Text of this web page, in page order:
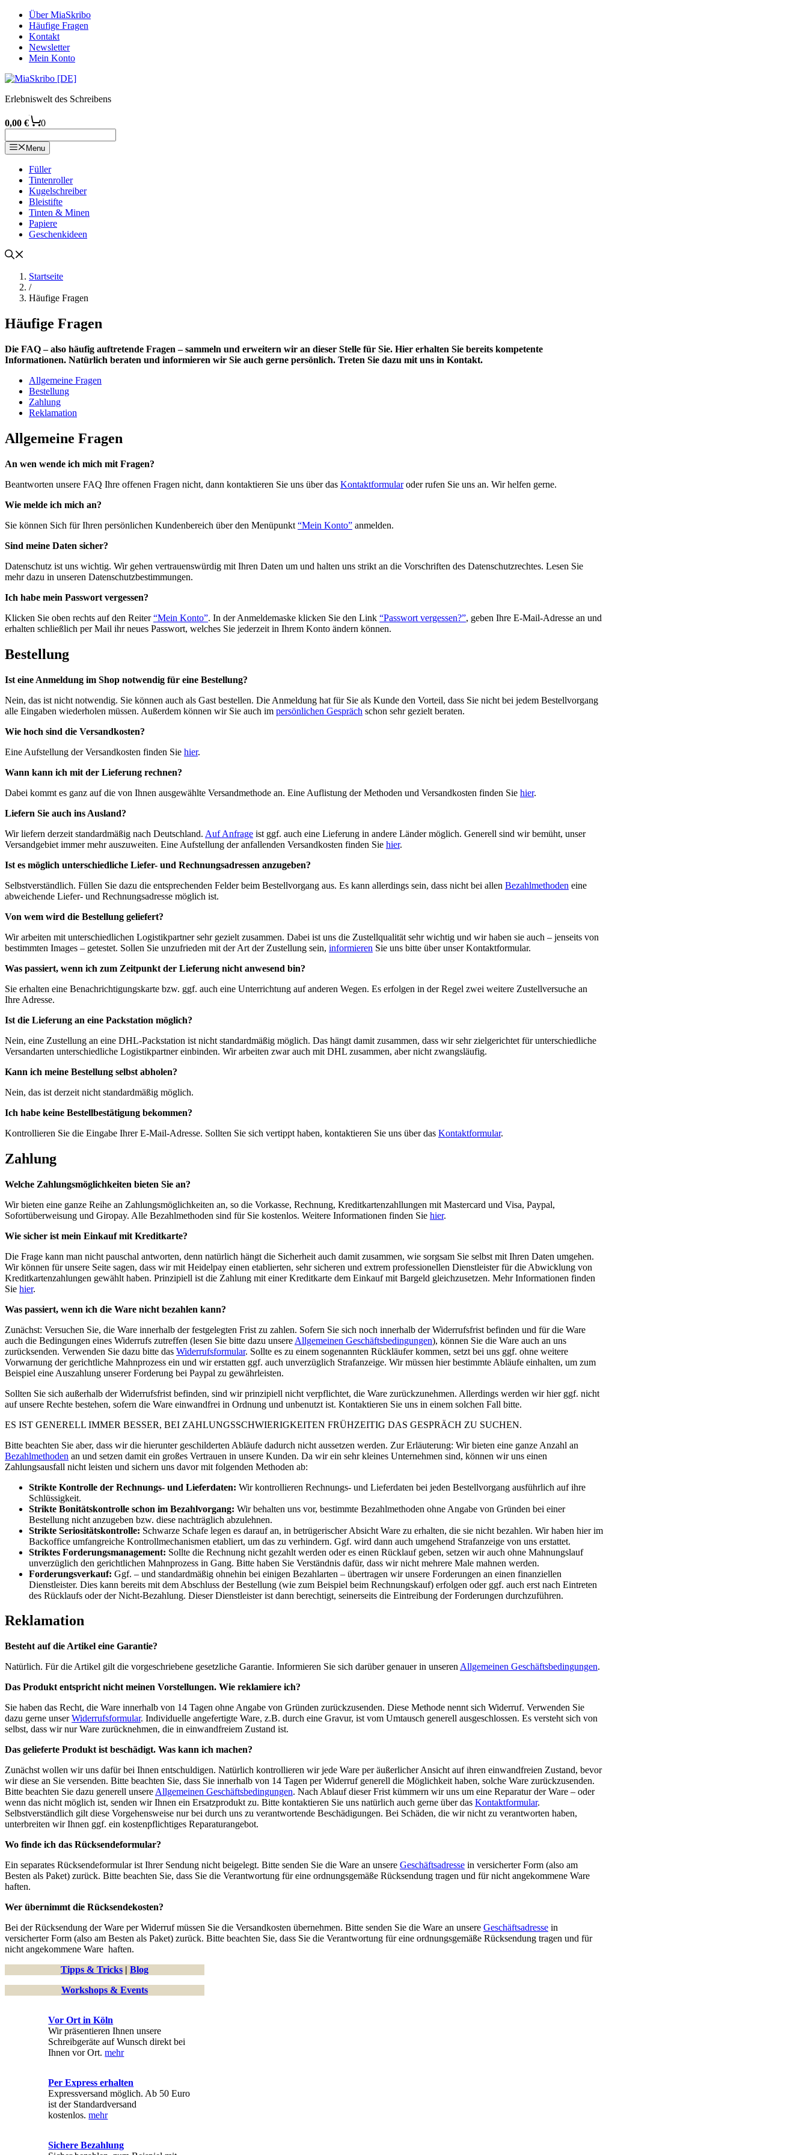
Zum
Inhalt
springen
Über MiaSkribo
Häufige Fragen
Kontakt
Newsletter
Mein Konto
Erlebniswelt des Schreibens
0,00 € 0
Menu
Füller
Tintenroller
Kugelschreiber
Bleistifte
Tinten & Minen
Papiere
Geschenkideen
Startseite
/
Häufige Fragen
Häufige Fragen
Die FAQ – also häufig auftretende Fragen – sammeln und erweitern wir an dieser Stelle für Sie. Hier erhalten Sie bereits kompetente
Informationen. Natürlich beraten und informieren wir Sie auch gerne persönlich. Treten Sie dazu mit uns in Kontakt.
Allgemeine Fragen
Bestellung
Zahlung
Reklamation
Allgemeine Fragen
An wen wende ich mich mit Fragen?
Beantworten unsere FAQ Ihre offenen Fragen nicht, dann kontaktieren Sie uns über das Kontaktformularoder rufen Sie uns an. Wir helfen gerne.
Wie melde ich mich an?
Sie können Sich für Ihren persönlichen Kundenbereich über den Menüpunkt “Mein Konto” anmelden.
Sind meine Daten sicher?
Datenschutz ist uns wichtig. Wir gehen vertrauenswürdig mit Ihren Daten um und halten uns strikt an die Vorschriften des Datenschutzrechtes. Lesen Sie
mehr dazu in unseren Datenschutzbestimmungen.
Ich habe mein Passwort vergessen?
Klicken Sie oben rechts auf den Reiter“Mein Konto”. In der Anmeldemaske klicken Sie den Link “Passwort vergessen?”, geben Ihre E-Mail-Adresse an und
erhalten schließlich per Mail ihr neues Passwort, welches Sie jederzeit in Ihrem Konto ändern können.
Bestellung
Ist eine Anmeldung im Shop notwendig für eine Bestellung?
Nein, das ist nicht notwendig. Sie können auch als Gast bestellen. Die Anmeldung hat für Sie als Kunde den Vorteil, dass Sie nicht bei jedem Bestellvorgang
alle Eingaben wiederholen müssen. Außerdem können wir Sie auch im persönlichen Gespräch schon sehr gezielt beraten.
Wie hoch sind die Versandkosten?
Eine Aufstellung der Versandkosten finden Sie hier.
Wann kann ich mit der Lieferung rechnen?
Dabei kommt es ganz auf die von Ihnen ausgewählte Versandmethode an. Eine Auflistung der Methoden und Versandkosten finden Sie hier.
Liefern Sie auch ins Ausland?
Wir liefern derzeit standardmäßig nach Deutschland. Auf Anfrage ist ggf. auch eine Lieferung in andere Länder möglich. Generell sind wir bemüht, unser
Versandgebiet immer mehr auszuweiten. Eine Aufstellung der anfallenden Versandkosten finden Sie hier.
Ist es möglich unterschiedliche Liefer- und Rechnungsadressen anzugeben?
Selbstverständlich. Füllen Sie dazu die entsprechenden Felder beim Bestellvorgang aus. Es kann allerdings sein, dass nicht bei allen Bezahlmethoden eine
abweichende Liefer- und Rechnungsadresse möglich ist.
Von wem wird die Bestellung geliefert?
Wir arbeiten mit unterschiedlichen Logistikpartner sehr gezielt zusammen. Dabei ist uns die Zustellqualität sehr wichtig und wir haben sie auch – jenseits von
bestimmten Images – getestet. Sollen Sie unzufrieden mit der Art der Zustellung sein, informieren Sie uns bitte über unser Kontaktformular.
Was passiert, wenn ich zum Zeitpunkt der Lieferung nicht anwesend bin?
Sie erhalten eine Benachrichtigungskarte bzw. ggf. auch eine Unterrichtung auf anderen Wegen. Es erfolgen in der Regel zwei weitere Zustellversuche an
Ihre Adresse.
Ist die Lieferung an eine Packstation möglich?
Nein, eine Zustellung an eine DHL-Packstation ist nicht standardmäßig möglich. Das hängt damit zusammen, dass wir sehr zielgerichtet für unterschiedliche
Versandarten unterschiedliche Logistikpartner einbinden. Wir arbeiten zwar auch mit DHL zusammen, aber nicht zwangsläufig.
Kann ich meine Bestellung selbst abholen?
Nein, das ist derzeit nicht standardmäßig möglich.
Ich habe keine Bestellbestätigung bekommen?
Kontrollieren Sie die Eingabe Ihrer E-Mail-Adresse. Sollten Sie sich vertippt haben, kontaktieren Sie uns über das Kontaktformular.
Zahlung
Welche Zahlungsmöglichkeiten bieten Sie an?
Wir bieten eine ganze Reihe an Zahlungsmöglichkeiten an, so die Vorkasse, Rechnung, Kreditkartenzahllungen mit Mastercard und Visa, Paypal,
Sofortüberweisung und Giropay. Alle Bezahlmethoden sind für Sie kostenlos. Weitere Informationen finden Sie hier.
Wie sicher ist mein Einkauf mit Kreditkarte?
Die Frage kann man nicht pauschal antworten, denn natürlich hängt die Sicherheit auch damit zusammen, wie sorgsam Sie selbst mit Ihren Daten umgehen.
Wir können für unsere Seite sagen, dass wir mit Heidelpay einen etablierten, sehr sicheren und extrem professionellen Dienstleister für die Abwicklung von
Kreditkartenzahlungen gewählt haben. Prinzipiell ist die Zahlung mit einer Kreditkarte dem Einkauf mit Bargeld gleichzusetzen. Mehr Informationen finden
Sie hier.
Was passiert, wenn ich die Ware nicht bezahlen kann?
Zunächst: Versuchen Sie, die Ware innerhalb der festgelegten Frist zu zahlen. Sofern Sie sich noch innerhalb der Widerrufsfrist befinden und für die Ware
auch die Bedingungen eines Widerrufs zutreffen (lesen Sie bitte dazu unsere Allgemeinen Geschäftsbedingungen), können Sie die Ware auch an uns
zurücksenden. Verwenden Sie dazu bitte das Widerrufsformular. Sollte es zu einem sogenannten Rückläufer kommen, setzt bei uns ggf. ohne weitere
Vorwarnung der gerichtliche Mahnprozess ein und wir erstatten ggf. auch unverzüglich Strafanzeige. Wir müssen hier bestimmte Abläufe einhalten, um zum
Beispiel eine Auszahlung unserer Forderung bei Paypal zu gewährleisten.
Sollten Sie sich außerhalb der Widerrufsfrist befinden, sind wir prinzipiell nicht verpflichtet, die Ware zurückzunehmen. Allerdings werden wir hier ggf. nicht
auf unsere Rechte bestehen, sofern die Ware einwandfrei in Ordnung und unbenutzt ist. Kontaktieren Sie uns in einem solchen Fall bitte.
ES IST GENERELL IMMER BESSER, BEI ZAHLUNGSSCHWIERIGKEITEN FRÜHZEITIG DAS GESPRÄCH ZU SUCHEN.
Bitte beachten Sie aber, dass wir die hierunter geschilderten Abläufe dadurch nicht aussetzen werden. Zur Erläuterung: Wir bieten eine ganze Anzahl an
Bezahlmethoden an und setzen damit ein großes Vertrauen in unsere Kunden. Da wir ein sehr kleines Unternehmen sind, können wir uns einen
Zahlungsausfall nicht leisten und sichern uns davor mit folgenden Methoden ab:
Strikte Kontrolle der Rechnungs- und Lieferdaten: Wir kontrollieren Rechnungs- und Lieferdaten bei jeden Bestellvorgang ausführlich auf ihre
Schlüssigkeit.
Strikte Bonitätskontrolle schon im Bezahlvorgang: Wir behalten uns vor, bestimmte Bezahlmethoden ohne Angabe von Gründen bei einer
Bestellung nicht anzugeben bzw. diese nachträglich abzulehnen.
Strikte Seriositätskontrolle: Schwarze Schafe legen es darauf an, in betrügerischer Absicht Ware zu erhalten, die sie nicht bezahlen. Wir haben hier im
Backoffice umfangreiche Kontrollmechanismen etabliert, um das zu verhindern. Ggf. wird dann auch umgehend Strafanzeige von uns erstattet.
Striktes Forderungsmanagement: Sollte die Rechnung nicht gezahlt werden oder es einen Rücklauf geben, setzen wir auch ohne Mahnungslauf
unverzüglich den gerichtlichen Mahnprozess in Gang. Bitte haben Sie Verständnis dafür, dass wir nicht mehrere Male mahnen werden.
Forderungsverkauf: Ggf. – und standardmäßig ohnehin bei einigen Bezahlarten – übertragen wir unsere Forderungen an einen finanziellen
Dienstleister. Dies kann bereits mit dem Abschluss der Bestellung (wie zum Beispiel beim Rechnungskauf) erfolgen oder ggf. auch erst nach Eintreten
des Rücklaufs oder der Nicht-Bezahlung. Dieser Dienstleister ist dann berechtigt, seinerseits die Eintreibung der Forderungen durchzuführen.
Reklamation
Besteht auf die Artikel eine Garantie?
Natürlich. Für die Artikel gilt die vorgeschriebene gesetzliche Garantie. Informieren Sie sich darüber genauer in unseren Allgemeinen Geschäftsbedingungen.
Das Produkt entspricht nicht meinen Vorstellungen. Wie reklamiere ich?
Sie haben das Recht, die Ware innerhalb von 14 Tagen ohne Angabe von Gründen zurückzusenden. Diese Methode nennt sich Widerruf. Verwenden Sie
dazu gerne unserWiderrufsformular. Individuelle angefertigte Ware, z.B. durch eine Gravur, ist vom Umtausch generell ausgeschlossen. Es versteht sich von
selbst, dass wir nur Ware zurücknehmen, die in einwandfreiem Zustand ist.
Das gelieferte Produkt ist beschädigt. Was kann ich machen?
Zunächst wollen wir uns dafür bei Ihnen entschuldigen. Natürlich kontrollieren wir jede Ware per äußerlicher Ansicht auf ihren einwandfreien Zustand, bevor
wir diese an Sie versenden. Bitte beachten Sie, dass Sie innerhalb von 14 Tagen per Widerruf generell die Möglichkeit haben, solche Ware zurückzusenden.
Bitte beachten Sie dazu generell unsere Allgemeinen Geschäftsbedingungen. Nach Ablauf dieser Frist kümmern wir uns um eine Reparatur der Ware – oder
wenn das nicht möglich ist, senden wir Ihnen ein Ersatzprodukt zu. Bitte kontaktieren Sie uns natürlich auch gerne über das Kontaktformular.
Selbstverständlich gilt diese Vorgehensweise nur bei durch uns zu verantwortende Beschädigungen. Bei Schäden, die wir nicht zu verantworten haben,
unterbreiten wir Ihnen ggf. ein kostenpflichtiges Reparaturangebot.
Wo finde ich das Rücksendeformular?
Ein separates Rücksendeformular ist Ihrer Sendung nicht beigelegt. Bitte senden Sie die Ware an unsere Geschäftsadresse in versicherter Form (also am
Besten als Paket) zurück. Bitte beachten Sie, dass Sie die Verantwortung für eine ordnungsgemäße Rücksendung tragen und für nicht angekommene Ware
haften.
Wer übernimmt die Rücksendekosten?
Bei der Rücksendung der Ware per Widerruf müssen Sie die Versandkosten übernehmen. Bitte senden Sie die Ware an unsere Geschäftsadresse in
versicherter Form (also am Besten als Paket) zurück. Bitte beachten Sie, dass Sie die Verantwortung für eine ordnungsgemäße Rücksendung tragen und für
nicht angekommene Ware haften.
Tipps & Tricks | Blog
Workshops & Events
Vor Ort in Köln
Wir präsentieren Ihnen unsere
Schreibgeräte auf Wunsch direkt bei
Ihnen vor Ort.mehr
Per Express erhalten
Expressversand möglich. Ab 50 Euro
ist der Standardversand
kostenlos.mehr
Sichere Bezahlung